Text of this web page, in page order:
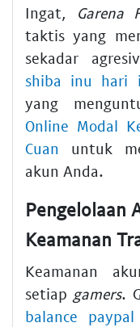
Ingat,
Garena
taktis yang
sekadar
shiba inu hari
yang
Online Modal
Cuan untuk
akun Anda.
Pengelolaan
Keamanan
Keamanan
setiap gamers.
balance paypal